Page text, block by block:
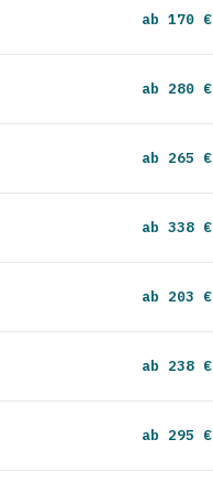
ab 170 €
ab 280 €
ab 265 €
ab 338 €
ab 203 €
ab 238 €
ab 295 €